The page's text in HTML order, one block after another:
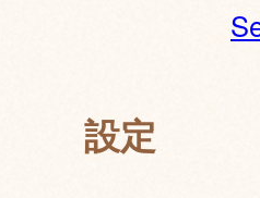
設定